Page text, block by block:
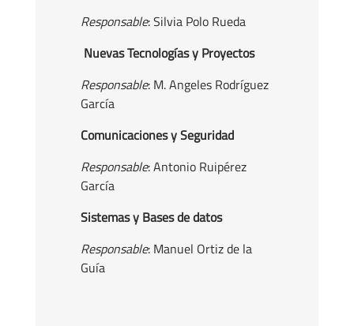
Responsable: Silvia Polo Rueda
Nuevas Tecnologías y Proyectos
Responsable: M. Angeles Rodríguez
García
Comunicaciones y Seguridad
Responsable: Antonio Ruipérez
García
Sistemas y Bases de datos
Responsable: Manuel Ortiz de la
Guía